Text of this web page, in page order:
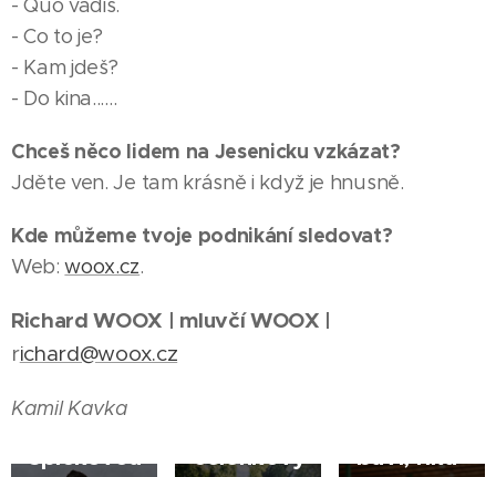
- Quo vadis.
- Co to je?
- Kam jdeš?
- Do kina......
Chceš něco lidem na Jesenicku vzkázat?
Jděte ven. Je tam krásně i když je hnusně.
Kde můžeme tvoje podnikání sledovat?
Web:woox.cz.
Richard WOOX | mluvčí WOOX |
richard@woox.cz
Kamil Kavka
03.08.2026
JESENÍK |
Filip
špičkovou
Lenka
čelenkový
14.07.2026
JESENÍK |
jsou
baví, říká